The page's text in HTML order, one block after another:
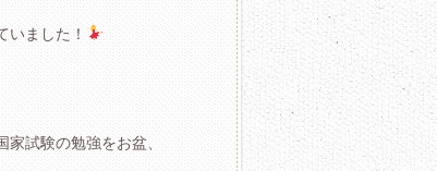
ました！
試験の勉強をお盆、